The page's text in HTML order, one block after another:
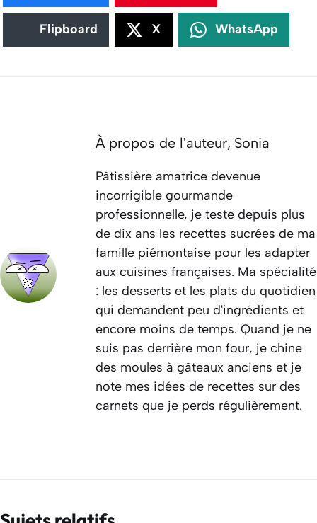
Flipboard X WhatsApp
À propos de l'auteur, Sonia
Pâtissière amatrice devenue
incorrigible gourmande
professionnelle, je teste depuis plus
de dix ans les recettes sucrées de ma
famille piémontaise pour les adapter
aux cuisines françaises. Ma spécialité
: les desserts et les plats du quotidien
qui demandent peu d'ingrédients et
encore moins de temps. Quand je ne
suis pas derrière mon four, je chine
des moules à gâteaux anciens et je
note mes idées de recettes sur des
carnets que je perds régulièrement.